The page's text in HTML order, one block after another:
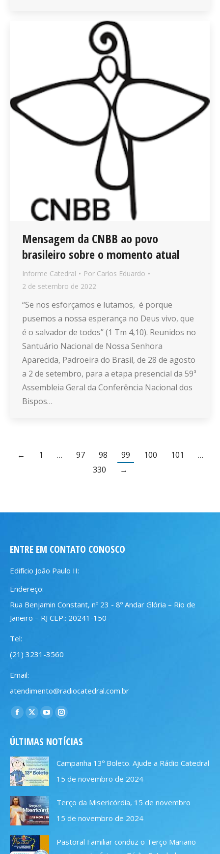
Mensagem da CNBB ao povo
brasileiro sobre o momento atual
Informe Catedral Por Carlos Eduardo
2 de setembro de 2022
“Se nos esforçamos e lutamos, é porque
pusemos a nossa esperança no Deus vivo, que
é o salvador de todos” (1 Tm 4,10). Reunidos no
Santuário Nacional de Nossa Senhora
Aparecida, Padroeira do Brasil, de 28 de agosto
a 2 de setembro, para a etapa presencial da 59ª
Assembleia Geral da Conferência Nacional dos
Bispos…
← 1 … 97 98 99 100 101
…
330
→
ENTRE EM CONTATO CONOSCO
Edifício João Paulo II:
Endereço:
Rua Benjamin Constant, nº 23 - 8º Andar Glória – Rio de
Janeiro – RJ CEP.: 20241-150
Tel:
(21) 3231-3560
Email:
atendimento@radiocatedral.com.br
Encontre-nos em:
Facebook
opens
in
new
window
X
opens
in
new
window
YouTube
opens
in
new
window
Instagram
opens
new
window
ÚLTIMAS NOTÍCIAS
Campanha 13º Boleto. Ajude a Rádio Catedral
15 de novembro de 2024
Terço da Misericórdia, 15 de novembro
15 de novembro de 2024
Pastoral Familiar conduz o Terço Mariano